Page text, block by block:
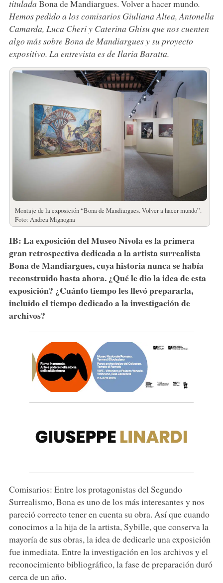
titulada Bona de Mandiargues. Volver a hacer mundo.
Hemos pedido a los comisarios Giuliana Altea, Antonella
Camarda, Luca Cheri y Caterina Ghisu que nos cuenten
algo más sobre Bona de Mandiargues y su proyecto
expositivo. La entrevista es de Ilaria Baratta.
Montaje de la exposición “Bona de Mandiargues. Volver a hacer mundo”.
Foto: Andrea Mignogna
IB: La exposición del Museo Nivola es la primera
gran retrospectiva dedicada a la artista surrealista
Bona de Mandiargues, cuya historia nunca se había
reconstruido hasta ahora. ¿Qué le dio la idea de esta
exposición? ¿Cuánto tiempo les llevó prepararla,
incluido el tiempo dedicado a la investigación de
archivos?
Comisarios: Entre los protagonistas del Segundo
Surrealismo, Bona es uno de los más interesantes y nos
pareció correcto tener en cuenta su obra. Así que cuando
conocimos a la hija de la artista, Sybille, que conserva la
mayoría de sus obras, la idea de dedicarle una exposición
fue inmediata. Entre la investigación en los archivos y el
reconocimiento bibliográfico, la fase de preparación duró
cerca de un año.